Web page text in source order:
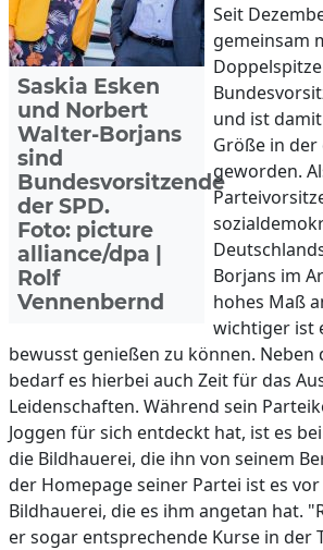
Saskia Esken
und Norbert
Walter-Borjans
sind
Bundesvorsitzende
der SPD.
Foto: picture
alliance/dpa |
Rolf
Vennenbernd
Seit
gemeinsam
und ist
Größe in
geworden.
Borjans im
hohes Maß
wichtiger ist
bewusst genießen zu können.
bedarf es hierbei auch Zeit für das
Leidenschaften. Während sein
Joggen für sich entdeckt hat, ist es
die Bildhauerei, die ihn von seinem
der Homepage seiner Partei ist es
Bildhauerei, die es ihm angetan hat.
er sogar entsprechende Kurse in der